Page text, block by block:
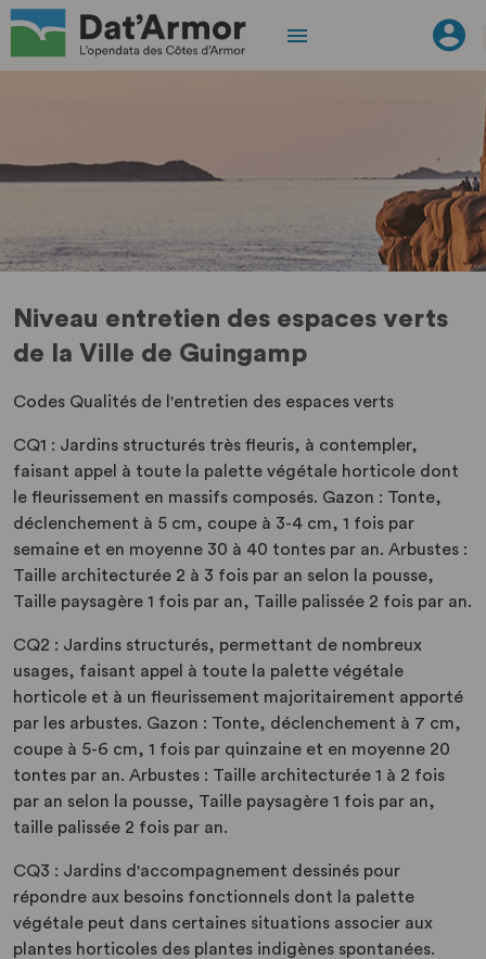
Niveau entretien des espaces verts
de la Ville de Guingamp
Codes Qualités de l'entretien des espaces verts
CQ1 : Jardins structurés très fleuris, à contempler,
faisant appel à toute la palette végétale horticole dont
le fleurissement en massifs composés. Gazon : Tonte,
déclenchement à 5 cm, coupe à 3-4 cm, 1 fois par
semaine et en moyenne 30 à 40 tontes par an. Arbustes :
Taille architecturée 2 à 3 fois par an selon la pousse,
Taille paysagère 1 fois par an, Taille palissée 2 fois par an.
CQ2 : Jardins structurés, permettant de nombreux
usages, faisant appel à toute la palette végétale
horticole et à un fleurissement majoritairement apporté
par les arbustes. Gazon : Tonte, déclenchement à 7 cm,
coupe à 5-6 cm, 1 fois par quinzaine et en moyenne 20
tontes par an. Arbustes : Taille architecturée 1 à 2 fois
par an selon la pousse, Taille paysagère 1 fois par an,
taille palissée 2 fois par an.
CQ3 : Jardins d'accompagnement dessinés pour
répondre aux besoins fonctionnels dont la palette
végétale peut dans certaines situations associer aux
plantes horticoles des plantes indigènes spontanées.